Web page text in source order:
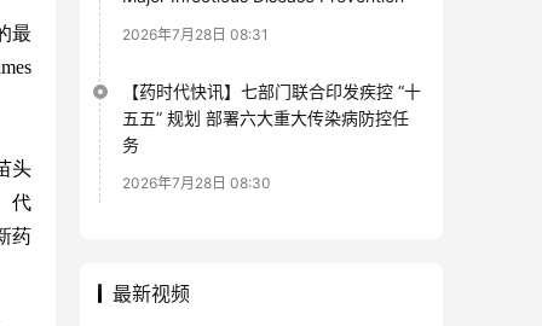
最
头
代
药
2026年7月28日 08:31
【药时代快讯】七部门联合印发疾控 “十
五五” 规划 部署六大重大传染病防控任
务
2026年7月28日 08:30
最新视频